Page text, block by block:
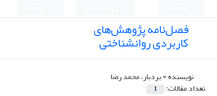
فصل‌نامه پژوهش‌های
کاربردی روانشناختی
نویسنده =بردبار، محمد رضا
تعداد مقالات:
1